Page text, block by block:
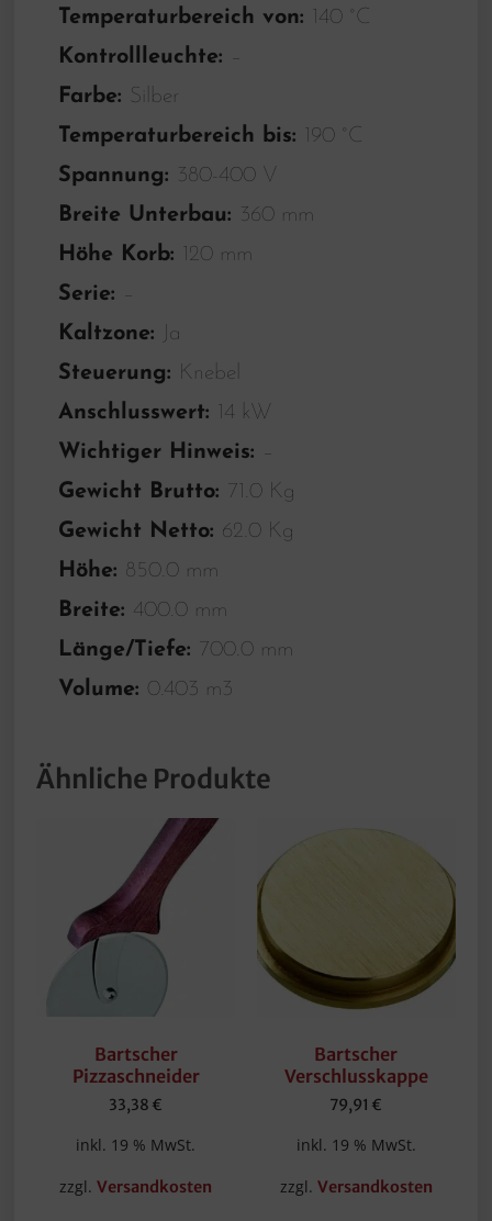
Temperaturbereich von: 140 °C
Kontrollleuchte: –
Farbe: Silber
Temperaturbereich bis: 190 °C
Spannung: 380-400 V
Breite Unterbau: 360 mm
Höhe Korb: 120 mm
Serie: –
Kaltzone:
Ja
Steuerung: Knebel
Anschlusswert: 14 kW
Wichtiger Hinweis: –
Gewicht Brutto: 71.0 Kg
Gewicht Netto: 62.0 Kg
Höhe: 850.0 mm
Breite: 400.0 mm
Länge/Tiefe: 700.0 mm
Volume: 0.403 m3
Ähnliche Produkte
Bartscher
Pizzaschneider
33,38 €
inkl. 19 % MwSt.
zzgl.Versandkosten
Bartscher
Verschlusskappe
79,91 €
inkl. 19 % MwSt.
zzgl. Versandkosten